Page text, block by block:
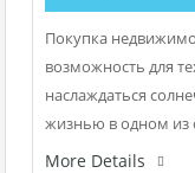
Покупка
возможность для
наслаждаться
жизнью в одном из
More Details